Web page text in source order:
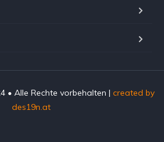
• Alle Rechte vorbehalten | created by
des19n.at